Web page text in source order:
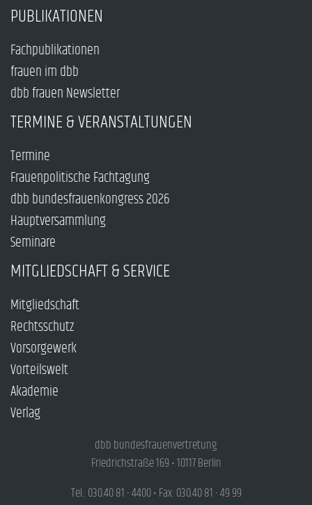
PUBLIKATIONEN
Fachpublikationen
frauen im dbb
dbb frauen Newsletter
TERMINE & VERANSTALTUNGEN
Termine
Frauenpolitische Fachtagung
dbb bundesfrauenkongress 2026
Hauptversammlung
Seminare
MITGLIEDSCHAFT & SERVICE
Mitgliedschaft
Rechtsschutz
Vorsorgewerk
Vorteilswelt
Akademie
Verlag
dbb bundesfrauenvertretung
Friedrichstraße 169 • 10117 Berlin
Tel.: 030.40 81 - 4400 • Fax: 030.40 81 - 49 99